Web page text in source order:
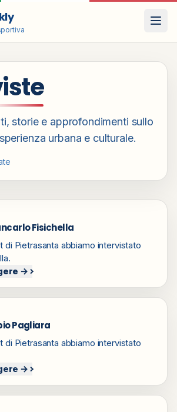
storie e approfondimenti sullo
urbana e culturale.
Fisichella
di Pietrasanta abbiamo intervistato
→
Pagliara
di Pietrasanta abbiamo intervistato
→